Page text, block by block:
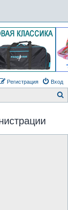
Вход
Регистрация